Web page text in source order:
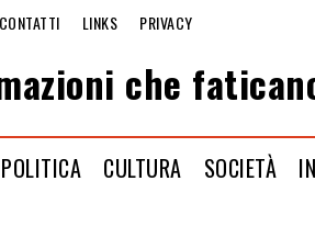
CONTATTI LINKS PRIVACY
che
POLITICA CULTURA SOCIETÀ